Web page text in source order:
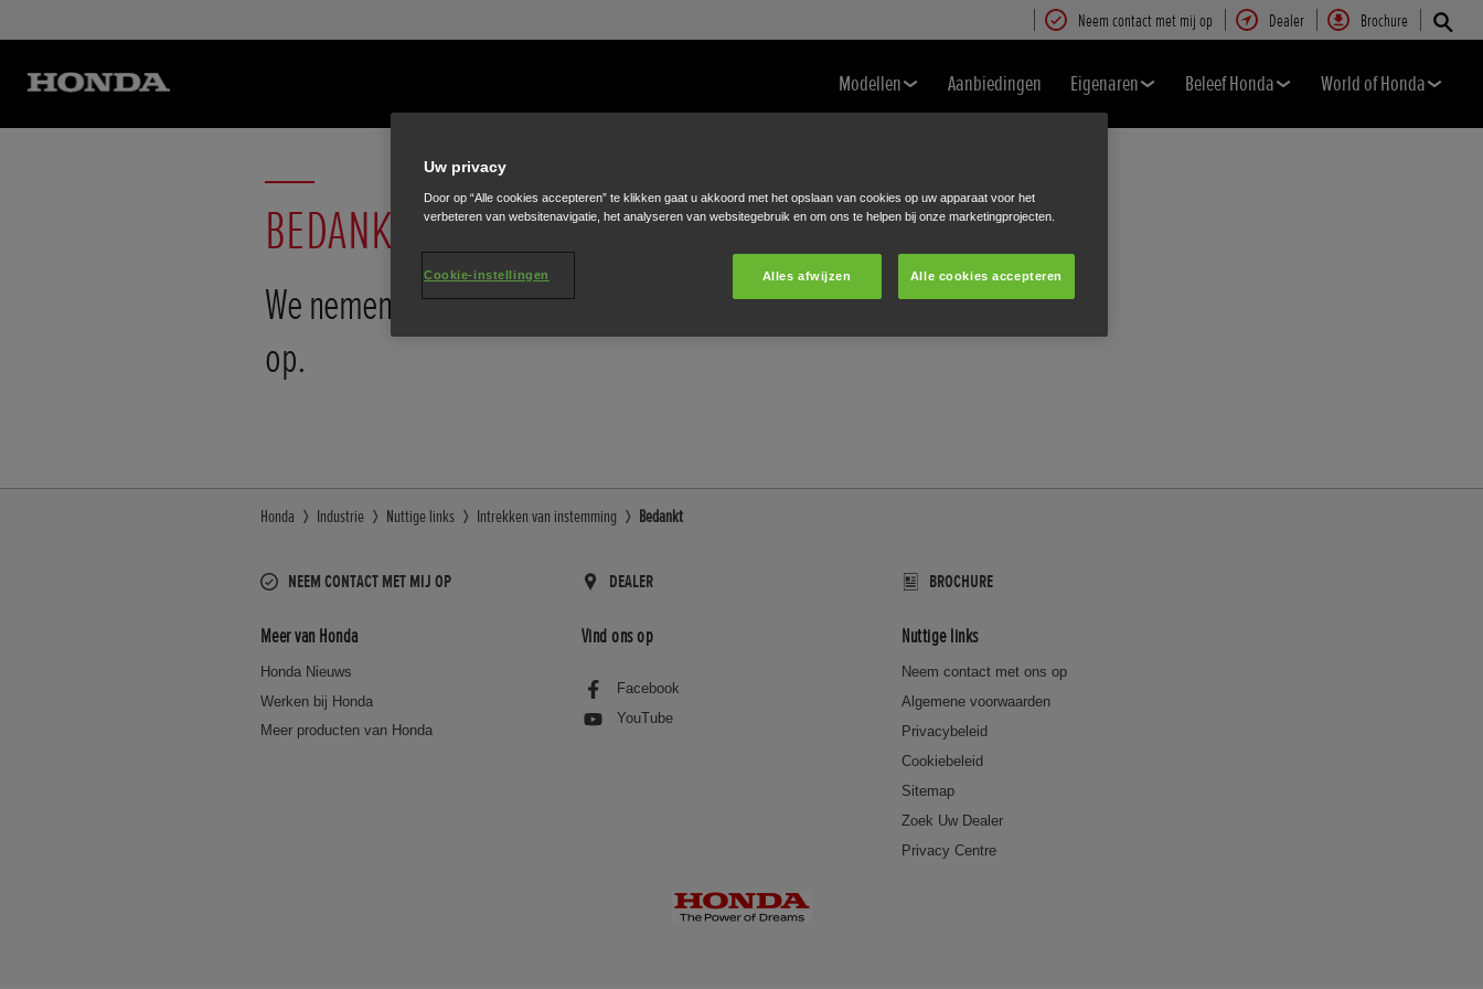
Neem contact met mij op Dealer Brochure
Modellen Aanbiedingen Eigenaren Beleef Honda World of Honda
BEDANKT
We nemen binnenkort contact met u
op.
Honda Industrie Nuttige links Intrekken van instemming Bedankt
NEEM CONTACT MET MIJ OP DEALER BROCHURE
Meer van Honda
Honda Nieuws
Werken bij Honda
Meer producten van Honda
Vind ons op
Facebook
YouTube
Nuttige links
Neem contact met ons op
Algemene voorwaarden
Privacybeleid
Cookiebeleid
Sitemap
Zoek Uw Dealer
Privacy Centre
Uw privacy
Door op “Alle cookies accepteren” te klikken gaat u akkoord met het opslaan van cookies op uw apparaat voor het
verbeteren van websitenavigatie, het analyseren van websitegebruik en om ons te helpen bij onze marketingprojecten.
Alles afwijzen Alle cookies accepteren
Cookie-instellingen